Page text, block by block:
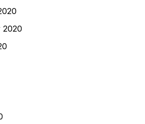
2020